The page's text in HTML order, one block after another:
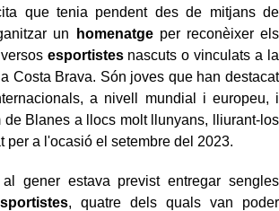
que tenia pendent des de mitjans de
un
homenatgeper reconèixer els
esportistesnascuts o vinculats a la
Costa Brava. Són joves que han destacat
a nivell mundial i europeu, i
de Blanes a llocs molt llunyans, lliurant-los
per a l'ocasió el setembre del 2023.
al gener estava previst entregar sengles
, quatre dels quals van poder